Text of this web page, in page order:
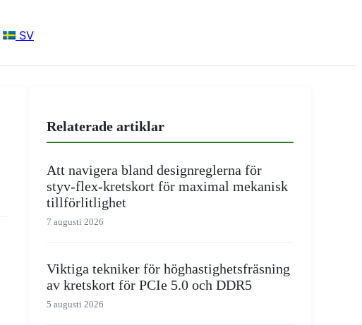
SV
Relaterade artiklar
Att navigera bland designreglerna för
styv-flex-kretskort för maximal mekanisk
tillförlitlighet
7 augusti 2026
Viktiga tekniker för höghastighetsfräsning
av kretskort för PCIe 5.0 och DDR5
5 augusti 2026